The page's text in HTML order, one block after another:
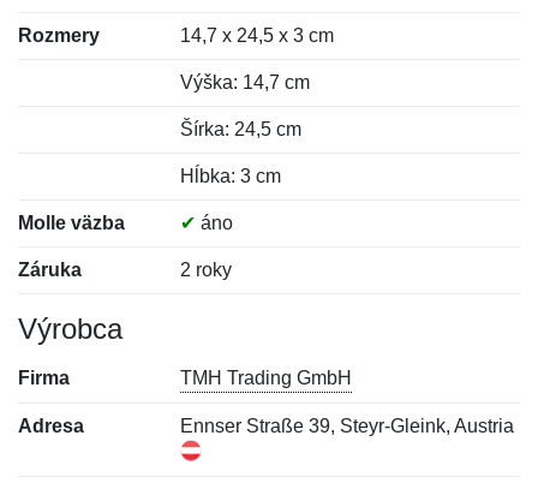
Rozmery 14,7 x 24,5 x 3 cm
Výška: 14,7 cm
Šírka: 24,5 cm
Hĺbka: 3 cm
Molle väzba ✔ áno
Záruka 2 roky
Výrobca
Firma TMH Trading GmbH
Adresa Ennser Straße 39, Steyr-Gleink, Austria